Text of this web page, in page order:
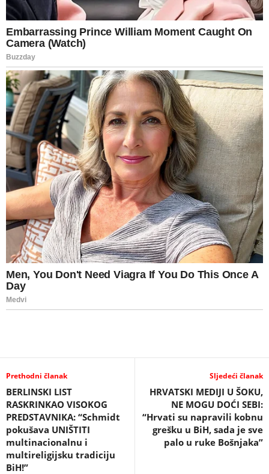
Prethodni članak
BERLINSKI LIST
RASKRINKAO VISOKOG
PREDSTAVNIKA: “Schmidt
pokušava UNIŠTITI
multinacionalnu i
multireligijsku tradiciju
BiH!”
Sljedeći članak
HRVATSKI MEDIJI U ŠOKU,
NE MOGU DOĆI SEBI:
“Hrvati su napravili kobnu
grešku u BiH, sada je sve
palo u ruke Bošnjaka”